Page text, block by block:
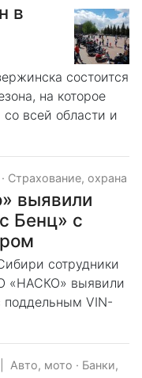
в
состоится
на которое
всей области и
· Страхование, охрана
выявили
Бенц» с
сотрудники
«НАСКО» выявили
поддельным VIN-
Авто, мото · Банки,